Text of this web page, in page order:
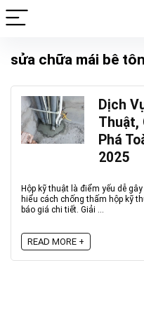
sửa chữa mái bê
Dịch
Thuật,
Phá
2025
Hộp kỹ thuật là điểm yếu dễ
hiểu cách chống thấm hộp kỹ
báo giá chi tiết. Giải ...
READ MORE +